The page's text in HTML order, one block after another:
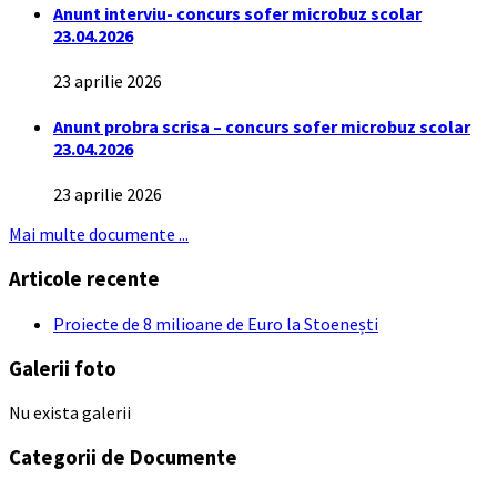
Anunt interviu- concurs sofer microbuz scolar
23.04.2026
23 aprilie 2026
Anunt probra scrisa – concurs sofer microbuz scolar
23.04.2026
23 aprilie 2026
Mai multe documente ...
Articole recente
Proiecte de 8 milioane de Euro la Stoenești
Galerii foto
Nu exista galerii
Categorii de Documente